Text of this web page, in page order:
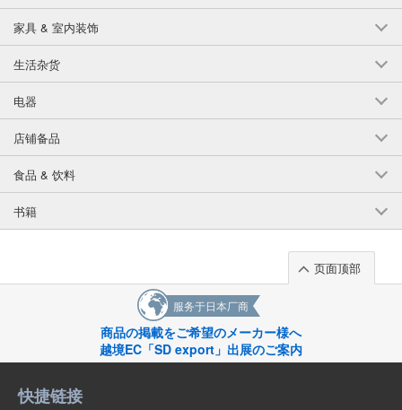
家具 & 室内装饰
生活杂货
电器
店铺备品
食品 & 饮料
书籍
页面顶部
服务于日本厂商
商品の掲載をご希望のメーカー様へ
越境EC「SD export」出展のご案内
快捷链接